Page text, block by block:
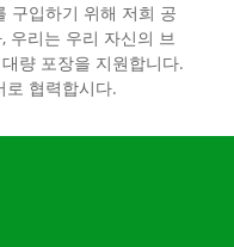
구입하기 위해 저희 공
우리는 우리 자신의 브
량 포장을 지원합니다.
로 협력합시다.